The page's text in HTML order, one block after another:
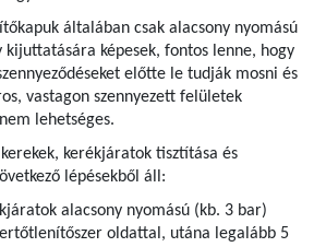
általában csak alacsony nyomású
képesek, fontos lenne, hogy
előtte le tudják mosni és
vastagon szennyezett felületek
lehetséges.
kerékjáratok tisztítása és
lépésekből áll:
alacsony nyomású (kb. 3 bar)
oldattal­, utána legalább 5